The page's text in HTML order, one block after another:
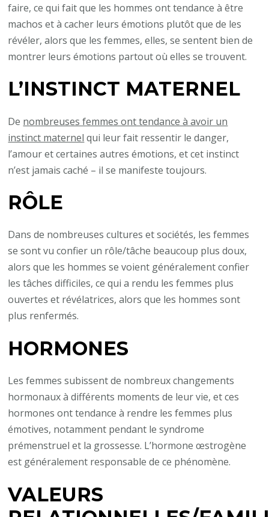
faire, ce qui fait que les hommes ont tendance à être
machos et à cacher leurs émotions plutôt que de les
révéler, alors que les femmes, elles, se sentent bien de
montrer leurs émotions partout où elles se trouvent.
L’INSTINCT MATERNEL
De nombreuses femmes ont tendance à avoir un
instinct maternel qui leur fait ressentir le danger,
l’amour et certaines autres émotions, et cet instinct
n’est jamais caché – il se manifeste toujours.
RÔLE
Dans de nombreuses cultures et sociétés, les femmes
se sont vu confier un rôle/tâche beaucoup plus doux,
alors que les hommes se voient généralement confier
les tâches difficiles, ce qui a rendu les femmes plus
ouvertes et révélatrices, alors que les hommes sont
plus renfermés.
HORMONES
Les femmes subissent de nombreux changements
hormonaux à différents moments de leur vie, et ces
hormones ont tendance à rendre les femmes plus
émotives, notamment pendant le syndrome
prémenstruel et la grossesse. L’hormone œstrogène
est généralement responsable de ce phénomène.
VALEURS